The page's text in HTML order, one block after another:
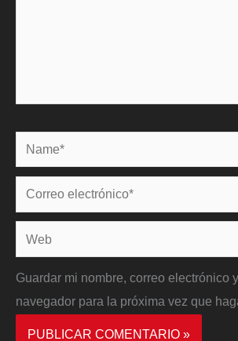
Name*
Correo
electrónico*
Web
Guardar mi nombre, correo electrónico
navegador para la próxima vez que